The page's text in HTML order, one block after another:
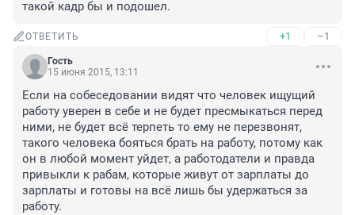
такой кадр бы и подошел.
ОТВЕТИТЬ +1 –1
Гость
15 июня 2015, 13:11
Если на собеседовании видят что человек ищущий
работу уверен в себе и не будет пресмыкаться перед
ними, не будет всё терпеть то ему не перезвонят,
такого человека бояться брать на работу, потому как
он в любой момент уйдет, а работодатели и правда
привыкли к рабам, которые живут от зарплаты до
зарплаты и готовы на всё лишь бы удержаться за
работу.